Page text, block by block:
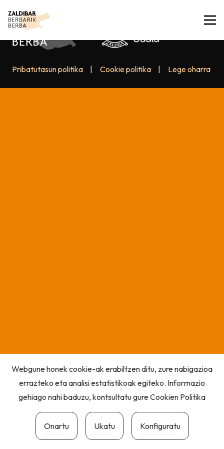
Pribatutasun politika Cookie politika Lege oharra
Webgune honek cookie-ak erabiltzen ditu, zure nabigazioa
errazteko eta analisi estatistikoak egiteko. Informazio
gehiago nahi baduzu, kontsultatu gureCookien Politika
Onartu Ukatu Konfiguratu